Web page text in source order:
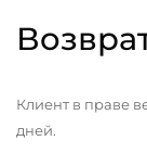
Клиент в праве
дней.